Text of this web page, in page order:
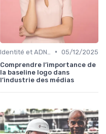
• 05/12/2025
Comprendre l’importance de
la baseline logo dans
l’industrie des médias